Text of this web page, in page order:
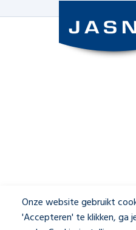
Onze website gebruikt
'Accepteren' te klikken, ga